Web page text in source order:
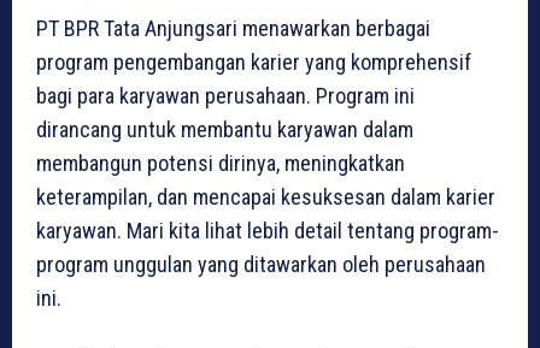
PT BPR Tata Anjungsari menawarkan berbagai
program pengembangan karier yang komprehensif
bagi para karyawan perusahaan. Program ini
dirancang untuk membantu karyawan dalam
membangun potensi dirinya, meningkatkan
keterampilan, dan mencapai kesuksesan dalam karier
karyawan. Mari kita lihat lebih detail tentang program-
program unggulan yang ditawarkan oleh perusahaan
ini.